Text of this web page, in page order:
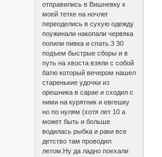
отправились в Вишневку к
моей тетке на ночлег
переоделись в сухую одежду
поужинали накопали червяка
попили пивка и спать.3 30
подъем быстрые сборы и в
путь на хвоста взяли с собой
батю который вечером нашел
старенькие удочки из
орешника в сарае и сходил с
ними на курятник и евгешку
но по нулям (хотя лет 10 а
может быть и больше
водилась рыбка и раки все
детство там проводил
летом.Ну да ладно поехали